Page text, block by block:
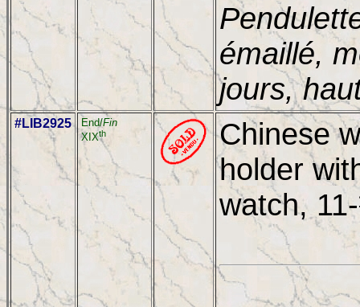
émaillé,
jours,
#LIB2925 End/Fin
XIXth
Chinese
holder
watch,